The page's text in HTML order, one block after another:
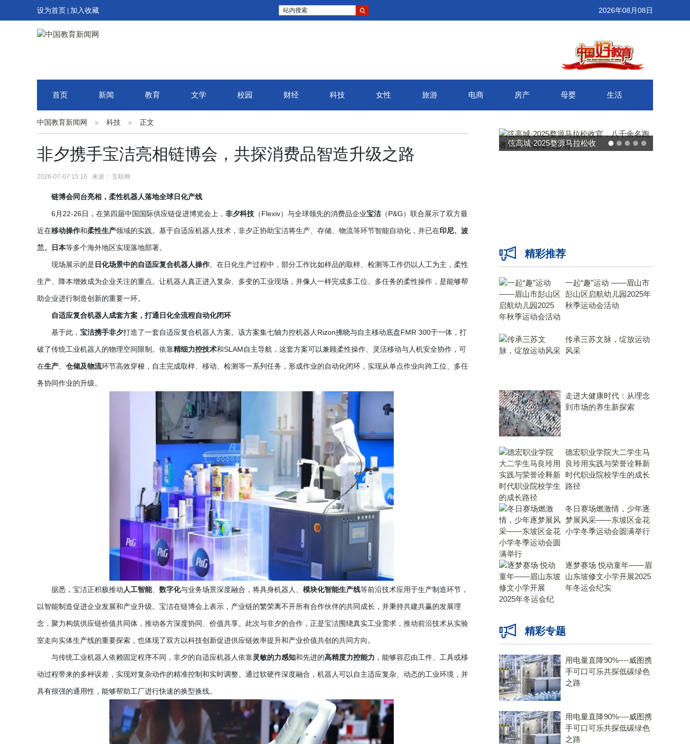
设为首页 加入收藏 站内搜索 2026年08月08日
首页 新闻 教育 文学 校园 财经 科技 女性 旅游 电商 房产 母婴 生活
中国教育新闻网 科技 正文
非夕携手宝洁亮相链博会，共探消费品智造升级之路
2026-07-07 15:16 来源： 互联网
链博会同台亮相，柔性机器人落地全球日化产线
6月22-26日，在第四届中国国际供应链促进博览会上， 非夕科技 （Flexiv）与全球领先的消费品企业宝洁 （P&G）联合展示了双方最
近在移动操作和柔性生产领域的实践。基于自适应机器人技术，非夕正协助宝洁将生产、存储、物流等环节智能自动化，并已在印尼、波
兰、日本等多个海外地区实现落地部署。
现场展示的是 日化场景中的自适应复合机器人操作。在日化生产过程中，部分工作比如样品的取样、检测等工作仍以人工为主，柔性
生产、降本增效成为企业关注的重点。让机器人真正进入复杂、多变的工业现场，并像人一样完成多工位、多任务的柔性操作，是能够帮
助企业进行制造创新的重要一环。
自适应复合机器人成套方案，打通日化全流程自动化闭环
基于此， 宝洁携手非夕打造了一套自适应复合机器人方案。该方案集七轴力控机器人 Rizon拂晓与自主移动底盘FMR 300于一体，打
破了传统工业机器人的物理空间限制。依靠精细力控技术和SLAM自主导航，这套方案可以兼顾柔性操作、灵活移动与人机安全协作，可
在生产 仓储及物流环节高效穿梭，自主完成取样、移动、检测等一系列任务，形成作业的自动化闭环，实现从单点作业向跨工位、多任
务协同作业的升级。
据悉，宝洁正积极推动 人工智能、 数字化与业务场景深度融合，将具身机器人、 模块化智能生产线等前沿技术应用于生产制造环节，
以智能制造促进企业发展和产业升级。宝洁在链博会上表示，产业链的繁荣离不开所有合作伙伴的共同成长，并秉持共建共赢的发展理
念，聚力构筑供应链价值共同体，推动各方深度协同、价值共享。此次与非夕的合作，正是宝洁围绕真实工业需求，推动前沿技术从实验
室走向实体生产线的重要探索，也体现了双方以科技创新促进供应链效率提升和产业价值共创的共同方向。
与传统工业机器人依赖固定程序不同，非夕的自适应机器人依靠灵敏的力感知和先进的高精度力控能力 ，能够容忍由工件、工具或移
动过程带来的多种误差，实现对复杂动作的精准控制和实时调整。通过软硬件深度融合，机器人可以自主适应复杂、动态的工业环境，并
具有很强的通用性，能够帮助工厂进行快速的换型换线。
弦高城·2025婺源马拉松收
武汉百联奥莱年度
精彩推荐
一起“趣”运动 ——眉山市
彭山区启航幼儿园2025年
秋季运动会活动
传承三苏文脉，绽放运动
风采
走进大健康时代：从理念
到市场的养生新探索
德宏职业学院大二学生马
良玲用实践与荣誉诠释新
时代职业院校学生的成长
路径
冬日赛场燃激情，少年逐
梦展风采——东坡区金花
小学冬季运动会圆满举行
逐梦赛场 悦动童年——眉
山东坡修文小学开展2025
年冬运会纪实
精彩专题
用电量直降90%----威图携
手可口可乐共探低碳绿色
之路
用电量直降90%----威图携
手可口可乐共探低碳绿色
之路